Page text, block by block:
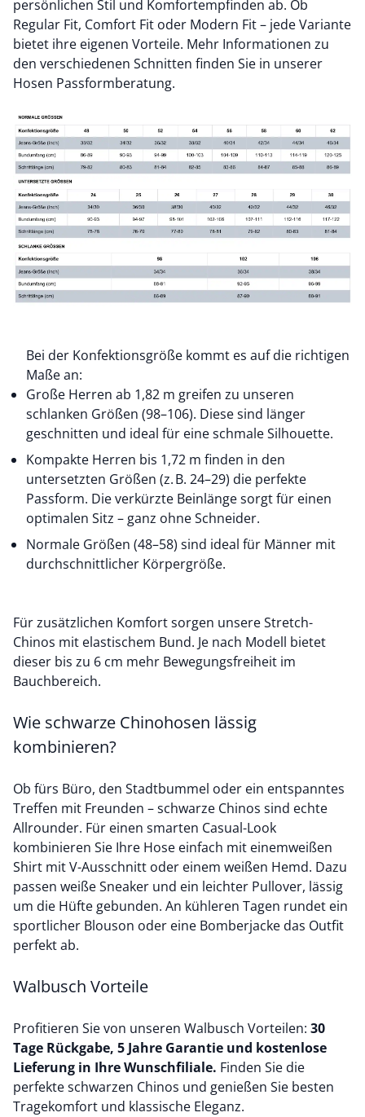
persönlichen Stil und Komfortempfinden ab. Ob
Regular Fit, Comfort Fit oder Modern Fit – jede Variante
bietet ihre eigenen Vorteile. Mehr Informationen zu
den verschiedenen Schnitten finden Sie in unserer
Hosen Passformberatung.
Bei der Konfektionsgröße kommt es auf die richtigen
Maße an:
Große Herren ab 1,82 m greifen zu unseren
schlanken Größen (98–106). Diese sind länger
geschnitten und ideal für eine schmale Silhouette.
Kompakte Herren bis 1,72 m finden in den
untersetzten Größen (z. B. 24–29) die perfekte
Passform. Die verkürzte Beinlänge sorgt für einen
optimalen Sitz – ganz ohne Schneider.
Normale Größen (48–58) sind ideal für Männer mit
durchschnittlicher Körpergröße.
Für zusätzlichen Komfort sorgen unsere Stretch-
Chinos mit elastischem Bund. Je nach Modell bietet
dieser bis zu 6 cm mehr Bewegungsfreiheit im
Bauchbereich.
Wie schwarze Chinohosen lässig
kombinieren?
Ob fürs Büro, den Stadtbummel oder ein entspanntes
Treffen mit Freunden – schwarze Chinos sind echte
Allrounder. Für einen smarten Casual-Look
kombinieren Sie Ihre Hose einfach mit einemweißen
Shirt mit V-Ausschnitt oder einem weißen Hemd. Dazu
passen weiße Sneaker und ein leichter Pullover, lässig
um die Hüfte gebunden. An kühleren Tagen rundet ein
sportlicher Blouson oder eine Bomberjacke das Outfit
perfekt ab.
Walbusch Vorteile
Profitieren Sie von unseren Walbusch Vorteilen: 30
Tage Rückgabe, 5 Jahre Garantie und kostenlose
Lieferung in Ihre Wunschfiliale. Finden Sie die
perfekte schwarzen Chinos und genießen Sie besten
Tragekomfort und klassische Eleganz.